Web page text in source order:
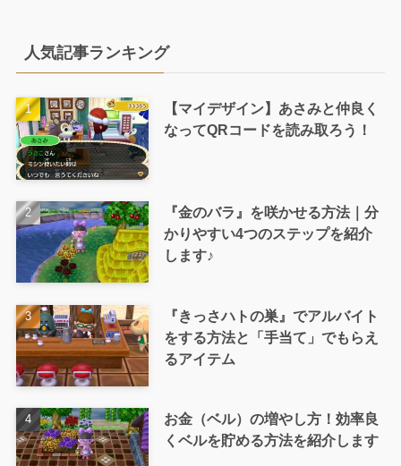
人気記事ランキング
【マイデザイン】あさみと仲良く
なってQRコードを読み取ろう！
『金のバラ』を咲かせる方法｜分
かりやすい4つのステップを紹介
します♪
『きっさハトの巣』でアルバイト
をする方法と「手当て」でもらえ
るアイテム
お金（ベル）の増やし方！効率良
くベルを貯める方法を紹介します